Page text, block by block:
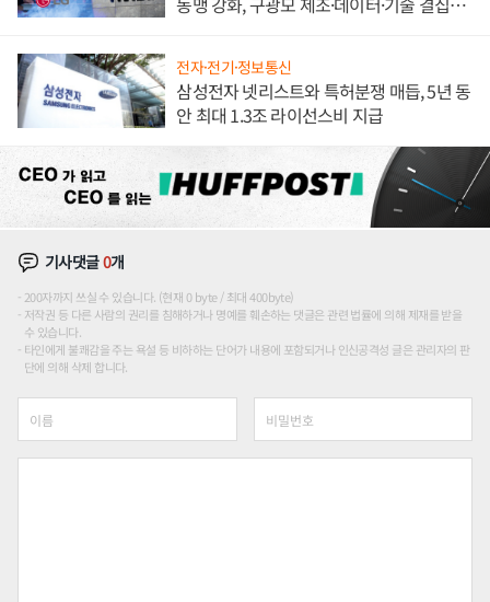
전자·전기·정보통신
삼성전자 넷리스트와 특허분쟁 매듭, 5년 동
안 최대 1.3조 라이선스비 지급
기사댓글0개
200자까지 쓰실 수 있습니다. (현재 0 byte / 최대 400byte)
저작권 등 다른 사람의 권리를 침해하거나 명예를 훼손하는 댓글은 관련 법률에 의해 제재를 받을
수 있습니다.
타인에게 불쾌감을 주는 욕설 등 비하하는 단어가 내용에 포함되거나 인신공격성 글은 관리자의 판
단에 의해 삭제 합니다.